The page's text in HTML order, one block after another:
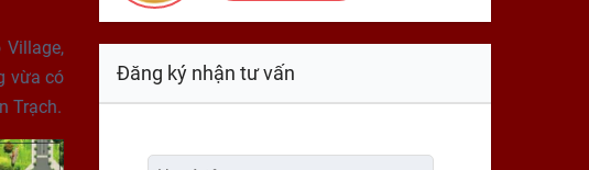
vừa có
Trạch.
Đăng ký nhận tư vấn